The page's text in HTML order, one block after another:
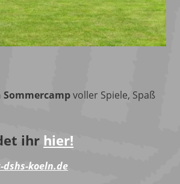
Sommercampvoller Spiele, Spaß
ihr hier!
dshs-koeln.de